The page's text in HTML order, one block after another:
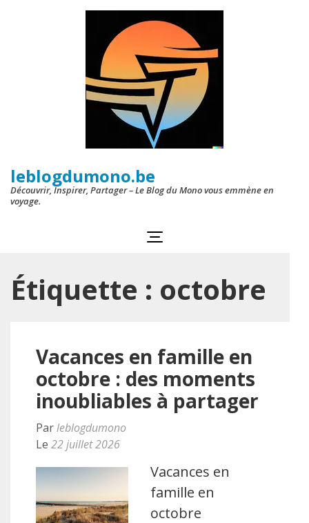
leblogdumono.be
Découvrir, Inspirer, Partager – Le Blog du Mono vous emmène en
voyage.
Étiquette : octobre
Vacances en famille en
octobre : des moments
inoubliables à partager
Parleblogdumono
Le 22 juillet 2026
Vacances en
famille en
octobre